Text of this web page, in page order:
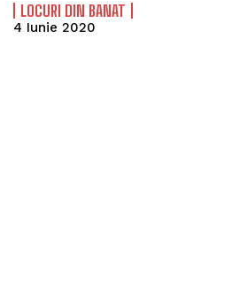
LOCURI DIN BANAT
4 Iunie 2020